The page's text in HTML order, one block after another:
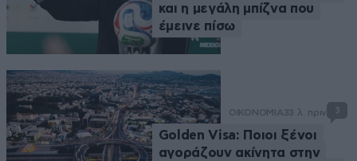
και η μεγάλη μπίζνα που
έμεινε πίσω
ΟΙΚΟΝΟΜΙΑ33 λ. πριν 3
Golden Visa: Ποιοι ξένοι
αγοράζουν ακίνητα στην